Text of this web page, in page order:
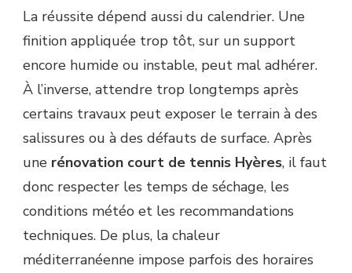
La réussite dépend aussi du calendrier. Une
finition appliquée trop tôt, sur un support
encore humide ou instable, peut mal adhérer.
À l’inverse, attendre trop longtemps après
certains travaux peut exposer le terrain à des
salissures ou à des défauts de surface. Après
une rénovation court de tennis Hyères, il faut
donc respecter les temps de séchage, les
conditions météo et les recommandations
techniques. De plus, la chaleur
méditerranéenne impose parfois des horaires